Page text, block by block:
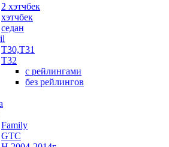
2 хэтчбек
хэтчбек
седан
T30,T31
T32
с рейлингами
без рейлингов
Family
GTC